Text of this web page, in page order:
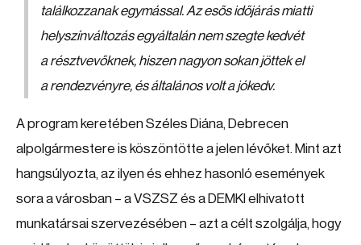
találkozzanak egymással. Az esős időjárás miatti
helyszínváltozás egyáltalán nem szegte kedvét
a résztvevőknek, hiszen nagyon sokan jöttek el
a rendezvényre, és általános volt a jókedv.
A program keretében Széles Diána, Debrecen
alpolgármestere is köszöntötte a jelen lévőket. Mint azt
hangsúlyozta, az ilyen és ehhez hasonló események
sora a városban – a VSZSZ és a DEMKI elhivatott
munkatársai szervezésében – azt a célt szolgálja, hogy